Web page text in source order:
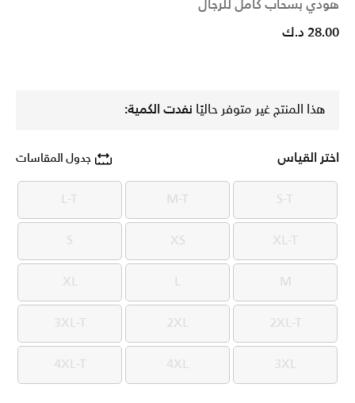
هودي بسحاب كامل للرجال
28.00 د.ك
هذا المنتج غير متوفر حاليًا نفدت الكمية:
اختر القياس جدول المقاسات
S-T
S-T
M-T
M-T
L-T
L-T
XL-T
XL-T
XS
XS
S
S
M
M
L
L
XL
XL
2XL-T
2XL-T
2XL
2XL
3XL-T
3XL-T
3XL
3XL
4XL
4XL
4XL-T
4XL-T